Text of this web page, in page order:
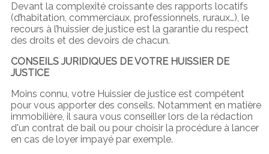
Devant la complexité croissante des rapports locatifs
(d’habitation, commerciaux, professionnels, ruraux…), le
recours à l’huissier de justice est la garantie du respect
des droits et des devoirs de chacun.
CONSEILS JURIDIQUES DE VOTRE HUISSIER DE
JUSTICE
Moins connu, votre Huissier de justice est compétent
pour vous apporter des conseils. Notamment en matière
immobilière, il saura vous conseiller lors de la rédaction
d'un contrat de bail ou pour choisir la procédure à lancer
en cas de loyer impayé par exemple.